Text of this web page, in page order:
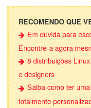
RECOMENDO QUE
Em dúvida para
Encontre-a agora
8 distribuições
e designers
Saiba como ter
totalmente